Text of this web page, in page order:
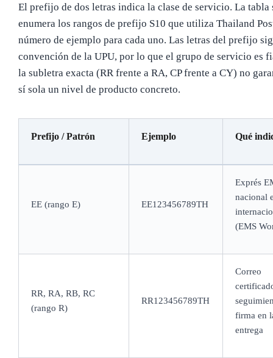
El prefijo de dos letras indica la clase de servicio. La tabla
enumera los rangos de prefijo S10 que utiliza Thailand
número de ejemplo para cada uno. Las letras del prefijo
convención de la UPU, por lo que el grupo de servicio es
la subletra exacta (RR frente a RA, CP frente a CY) no
sí sola un nivel de producto concreto.
Prefijo / Patrón Ejemplo Qué
EE (rango E) EE123456789TH
Exprés
nacional
(EMS
RR, RA, RB, RC
(rango R)
RR123456789TH
Correo
firma en
entrega